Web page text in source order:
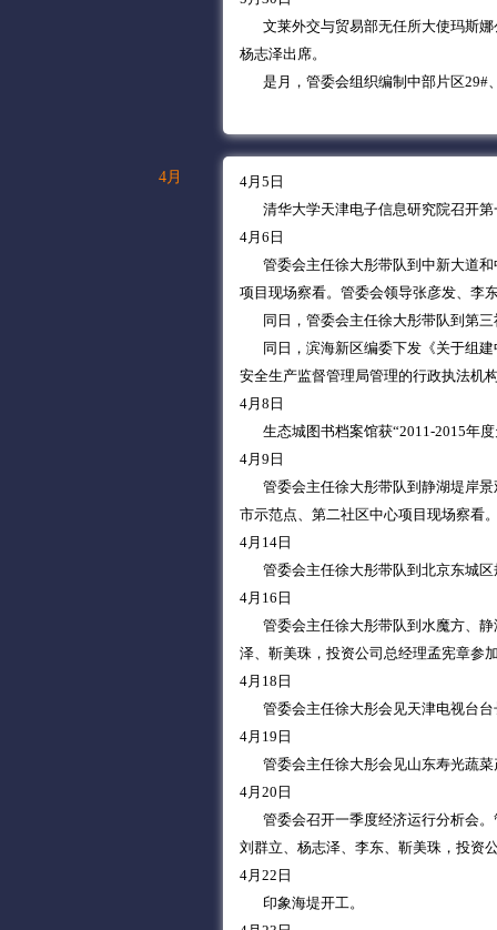
文莱外交与贸易部无任所大使玛斯娜
杨志泽出席。
是月，管委会组织编制中部片区29#
4月
4月5日
清华大学天津电子信息研究院召开第
4月6日
管委会主任徐大彤带队到中新大道和
项目现场察看。管委会领导张彦发、李
同日，管委会主任徐大彤带队到第三
同日，滨海新区编委下发《关于组建
安全生产监督管理局管理的行政执法机
4月8日
生态城图书档案馆获“2011-2015年度
4月9日
管委会主任徐大彤带队到静湖堤岸景
市示范点、第二社区中心项目现场察看
4月14日
管委会主任徐大彤带队到北京东城区
4月16日
管委会主任徐大彤带队到水魔方、静
泽、靳美珠，投资公司总经理孟宪章参
4月18日
管委会主任徐大彤会见天津电视台台
4月19日
管委会主任徐大彤会见山东寿光蔬菜
4月20日
管委会召开一季度经济运行分析会。
刘群立、杨志泽、李东、靳美珠，投资
4月22日
印象海堤开工。